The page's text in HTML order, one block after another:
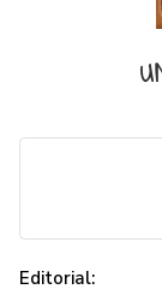
Editorial: